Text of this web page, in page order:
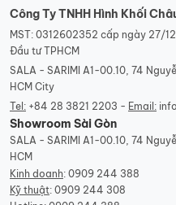
Công Ty TNHH Hình Khối
MST: 0312602352 cấp ngày 27/
Đầu tư TPHCM
SALA - SARIMI A1-00.10, 74
HCM City
Tel: +84 28 3821 2203 - Email:
Showroom Sài Gòn
SALA - SARIMI A1-00.10, 74
HCM
Kinh doanh: 0909 244 388
Kỹ thuật: 0909 244 308